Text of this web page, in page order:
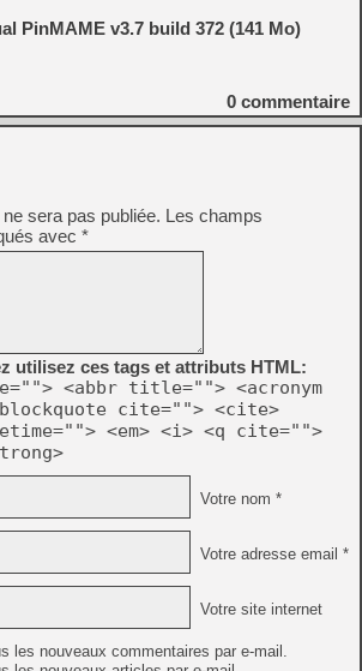
PinMAME v3.7 build 372 (141 Mo)
0 commentaire
sera pas publiée. Les champs
avec *
utilisez ces tags et attributs HTML:
<abbr title=""> <acronym
cite=""> <cite>
<em> <i> <q cite="">
Votre nom *
Votre adresse email *
Votre site internet
les nouveaux commentaires par e-mail.